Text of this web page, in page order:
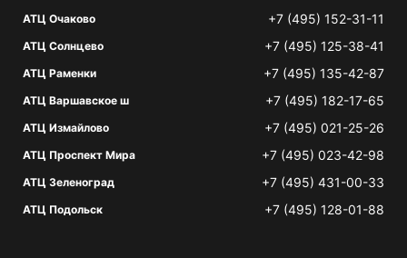
АТЦ Очаково +7 (495) 152-31-11
АТЦ Солнцево +7 (495) 125-38-41
АТЦ Раменки +7 (495) 135-42-87
АТЦ Варшавское ш +7 (495) 182-17-65
АТЦ Измайлово +7 (495) 021-25-26
АТЦ Проспект Мира +7 (495) 023-42-98
АТЦ Зеленоград +7 (495) 431-00-33
АТЦ Подольск +7 (495) 128-01-88